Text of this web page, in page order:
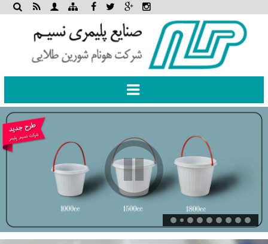
Toggle
navigation
Pause